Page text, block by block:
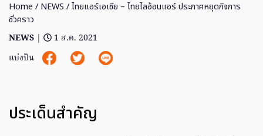
Home / NEWS / ไทยแอร์เอเซีย – ไทยไลอ้อนแอร์ ประกาศหยุดกิจการ
ชั่วคราว
NEWS |
1 ส.ค. 2021
แบ่งปัน
ประเด็นสำคัญ